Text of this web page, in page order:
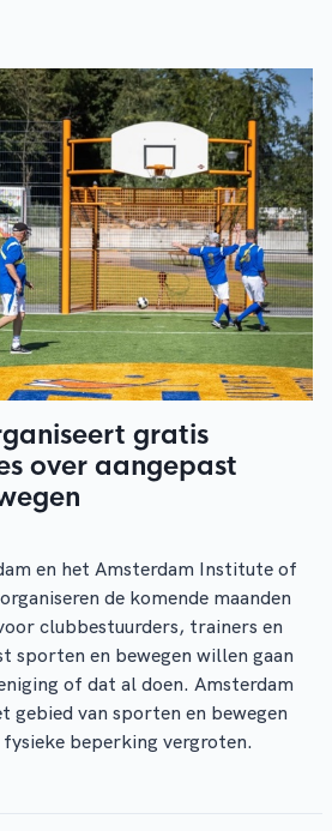
gratis
over aangepast
en het Amsterdam Institute of
de komende maanden
clubbestuurders, trainers en
sporten en bewegen willen gaan
of dat al doen. Amsterdam
gebied van sporten en bewegen
beperking vergroten.